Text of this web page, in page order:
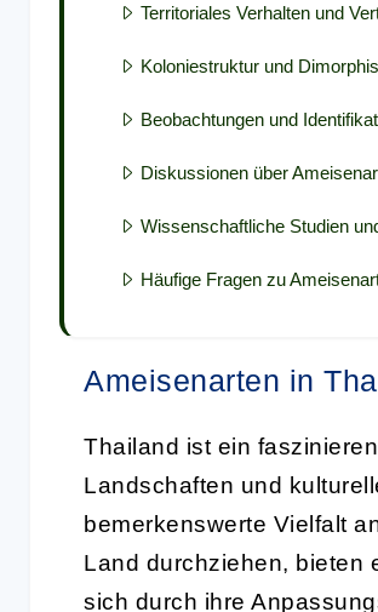
Territoriales Verhalten und
Koloniestruktur und
Beobachtungen und
Diskussionen über
Wissenschaftliche Studien
Häufige Fragen zu
Ameisenarten in
Thailand ist ein
Landschaften und
bemerkenswerte Vielfalt
Land durchziehen, bieten
sich durch ihre